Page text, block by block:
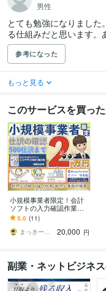
男性
とても勉強になりまし
る仕組みだと思います。
参考になった
もっと見る
このサービスを買っ
小規模事業者限定！会計
ソフトの入力確認作業し
ます 初心者歓迎！【税理
士事務所職員が確実に仕
訳確認】
5.0 (11)
まっきー簿記
20,000 円
副業・ネットビジネ